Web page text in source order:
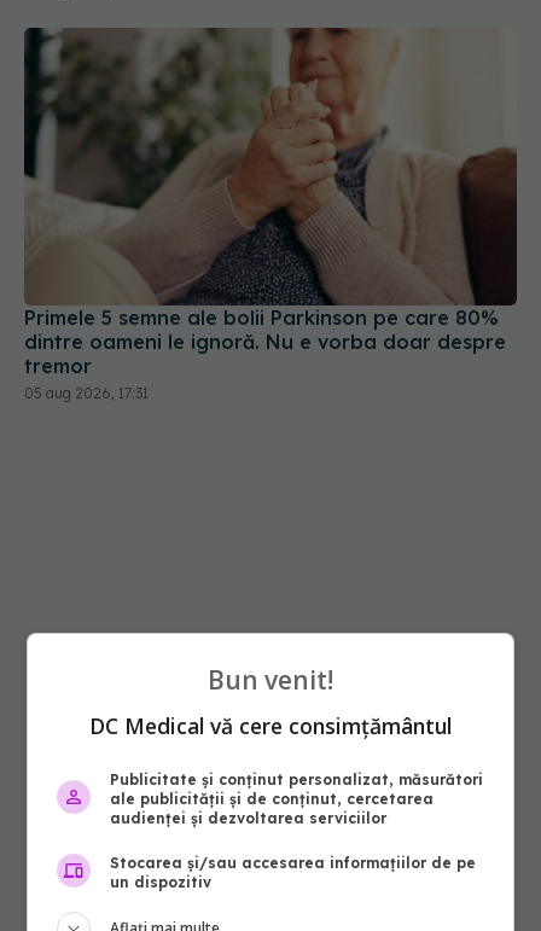
Primele 5 semne ale bolii Parkinson pe care 80%
dintre oameni le ignoră. Nu e vorba doar despre
tremor
05 aug 2026, 17:31
Bun venit!
DC Medical vă cere consimțământul
Publicitate și conținut personalizat, măsurători
ale publicității și de conținut, cercetarea
audienței și dezvoltarea serviciilor
Stocarea și/sau accesarea informațiilor de pe
un dispozitiv